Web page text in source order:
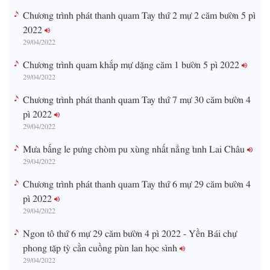
Chương trình phát thanh quam Tay thứ 2 mự 2 căm bườn 5 pì
2022
29/04/2022
Chương trình quam khắp mự dặng căm 1 bườn 5 pì 2022
29/04/2022
Chương trình phát thanh quam Tay thứ 7 mự 30 căm bườn 4
pì 2022
29/04/2022
Mưa bấng le pưng chòm pu xùng nhất nẳng tỉnh Lai Châu
29/04/2022
Chương trình phát thanh quam Tay thứ 6 mự 29 căm bườn 4
pì 2022
29/04/2022
Ngon tô thứ 6 mự 29 căm bườn 4 pì 2022 - Yền Bái chự
phong tặp tỳ cằn cuồng pùn lan học sình
29/04/2022